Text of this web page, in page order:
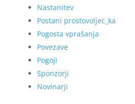
Nastanitev
Postani prostovoljec_ka
Pogosta vprašanja
Povezave
Pogoji
Sponzorji
Novinarji